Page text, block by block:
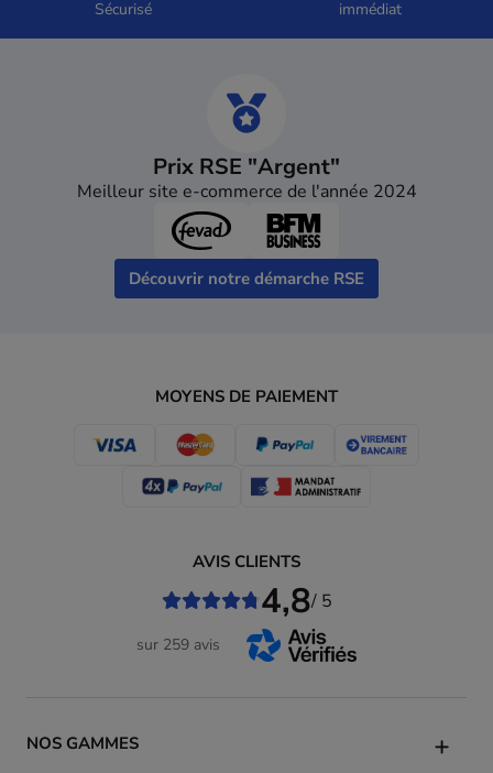
Sécurisé
immédiat
Prix RSE "Argent"
Meilleur site e-commerce de l'année 2024
Découvrir notre démarche RSE
MOYENS DE PAIEMENT
NOS GAMMES
AVIS CLIENTS
4,8/ 5
sur 259 avis